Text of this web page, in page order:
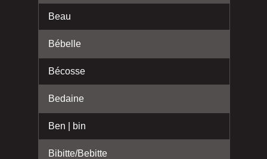
Beau
Bébelle
Bécosse
Bedaine
Ben | bin
Bibitte/Bebitte